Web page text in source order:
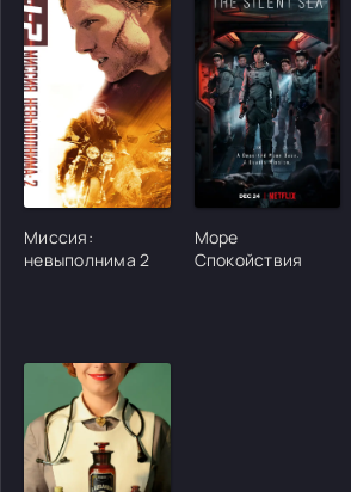
[/xfgiven_cvh_poster_urlcvh_poster_url]
Миссия:
невыполнима 2
[/
Море
Спокойствия